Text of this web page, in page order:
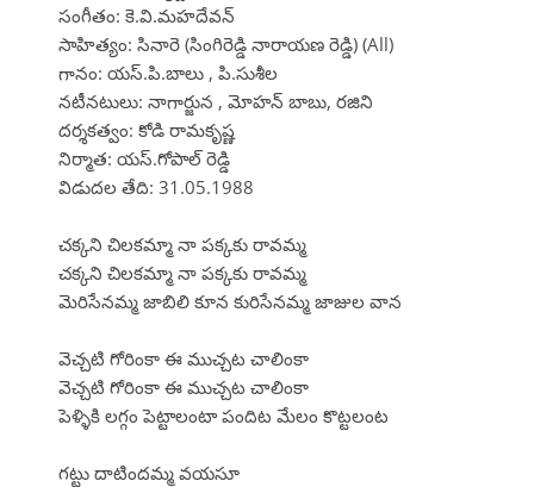
సంగీతం: కె.వి.మహదేవన్
సాహిత్యం: సినారె (సింగిరెడ్డి నారాయణ రెడ్డి) (All)
గానం: యస్.పి.బాలు , పి.సుశీల
నటీనటులు: నాగార్జున , మోహన్ బాబు, రజిని
దర్శకత్వం: కోడి రామకృష్ణ
నిర్మాత: యస్.గోపాల్ రెడ్డి
విడుదల తేది: 31.05.1988
చక్కని చిలకమ్మా నా పక్కకు రావమ్మ
చక్కని చిలకమ్మా నా పక్కకు రావమ్మ
మెరిసేనమ్మ జాబిలి కూన కురిసేనమ్మ జాజుల వాన
వెచ్చటి గోరింకా ఈ ముచ్చట చాలింకా
వెచ్చటి గోరింకా ఈ ముచ్చట చాలింకా
పెళ్ళికి లగ్గం పెట్టాలంటా పందిట మేలం కొట్టలంట
గట్టు దాటిందమ్మ వయసూ